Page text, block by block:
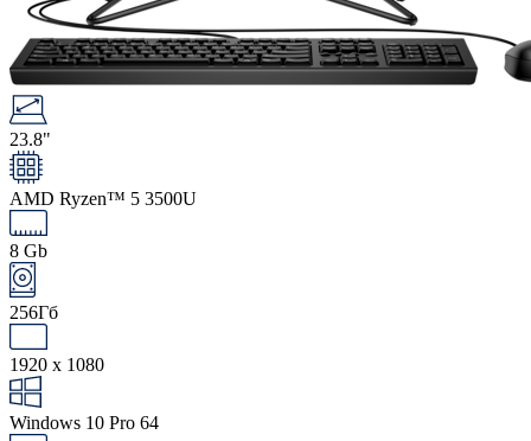
23.8"
AMD Ryzen™ 5 3500U
8 Gb
256Гб
1920 x 1080
Windows 10 Pro 64